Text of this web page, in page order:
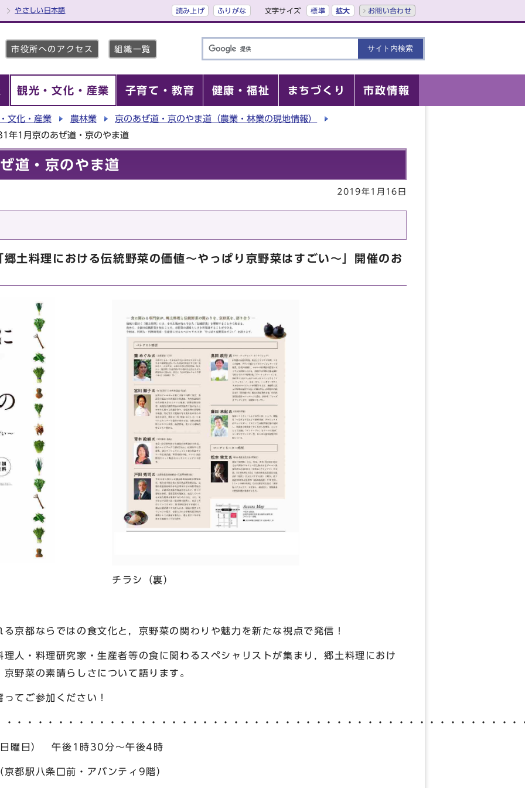
やさしい日本語 読み上げ ふりがな 文字サイズ 標準 拡大 お問い合わせ
市役所へのアクセス 組織一覧
観光・文化・産業 子育て・教育 健康・福祉 まちづくり 市政情報
文化・産業 農林業
京のあぜ道・京のやま道（農業・林業の現地情報）
年1月京のあぜ道・京のやま道
道・京のやま道
2019年1月16日
土料理における伝統野菜の価値～やっぱり京野菜はすごい～」開催のお
チラシ（裏）
京都ならではの食文化と，京野菜の関わりや魅力を新たな視点で発信！
人・料理研究家・生産者等の食に関わるスペシャリストが集まり，郷土料理におけ
野菜の素晴らしさについて語ります。
てご参加ください！
・・・・・・・・・・・・・・・・・・・・・・・・・・・・・・・・・・・・・・・・・・・・・・・・
曜日） 午後1時30分～午後4時
都駅八条口前・アバンティ9階）